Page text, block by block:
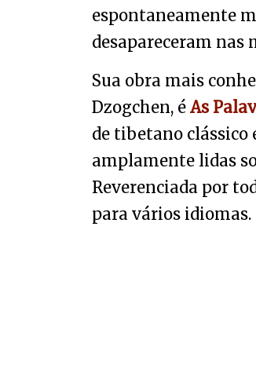
espontaneamente
desapareceram nas
Sua obra mais
Dzogchen, é As
de tibetano clássico
amplamente lidas
Reverenciada por
para vários idiomas.